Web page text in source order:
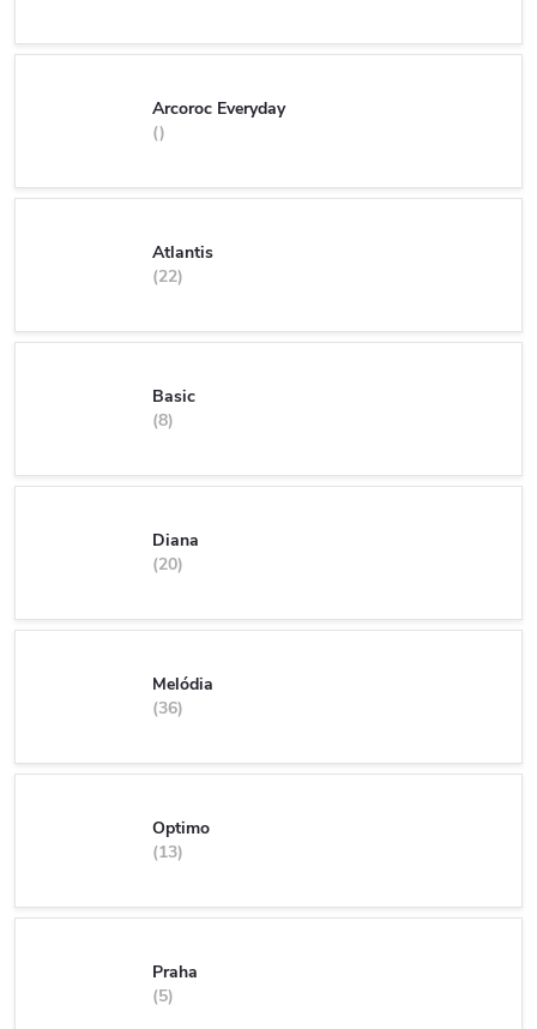
Arcoroc Everyday
Atlantis
22
Basic
8
Diana
20
Melódia
36
Optimo
13
Praha
5